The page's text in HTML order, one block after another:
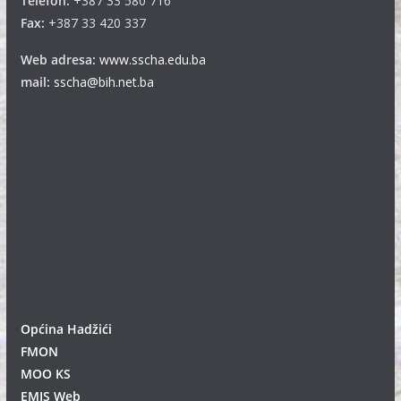
Fax: +387 33 420 337
Web adresa: www.sscha.edu.ba
mail: sscha@bih.net.ba
Općina Hadžići
FMON
MOO KS
EMIS Web